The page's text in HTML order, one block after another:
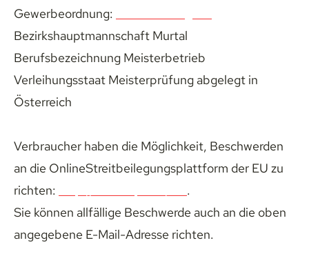
Gewerbeordnung:
Bezirkshauptmannschaft Murtal
Berufsbezeichnung Meisterbetrieb
Verleihungsstaat Meisterprüfung abgelegt in
Österreich
Verbraucher haben die Möglichkeit, Beschwerden
an die OnlineStreitbeilegungsplattform der EU zu
richten:
.
Sie können allfällige Beschwerde auch an die oben
angegebene E-Mail-Adresse richten.